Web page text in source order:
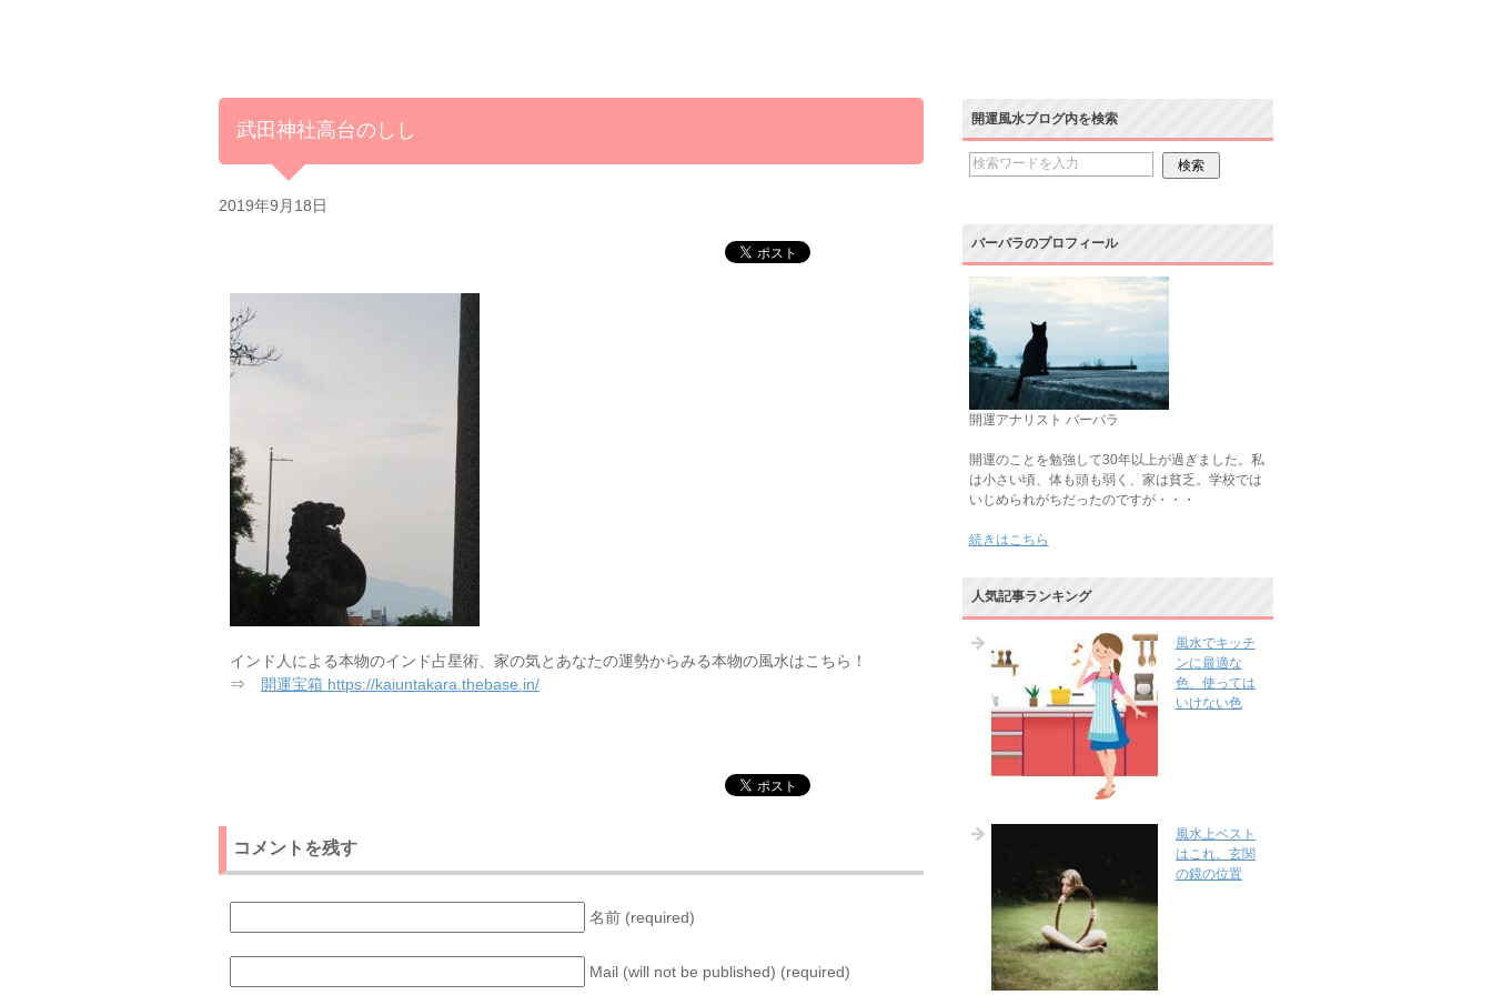
武田神社高台のしし
2019年9月18日
インド人による本物のインド占星術、家の気とあなたの運勢からみる本物の風水はこちら！
⇒ 開運宝箱 https://kaiuntakara.thebase.in/
コメントを残す
名前 (required)
Mail (will not be published) (required)
開運風水ブログ内を検索
バーバラのプロフィール
開運アナリスト バーバラ
開運のことを勉強して30年以上が過ぎました。私
は小さい頃、体も頭も弱く、家は貧乏。学校では
いじめられがちだったのですが・・・
続きはこちら
人気記事ランキング
風水でキッチ
ンに最適な
色、使っては
いけない色
風水上ベスト
はこれ。玄関
の鏡の位置